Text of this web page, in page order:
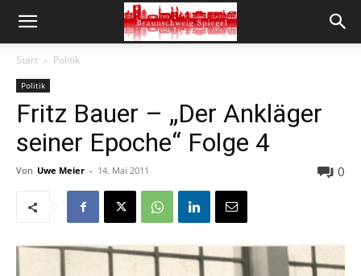
Start Politik
Politik
Fritz Bauer – „Der Ankläger
seiner Epoche“ Folge 4
Von Uwe Meier - 14. Mai 2011 0